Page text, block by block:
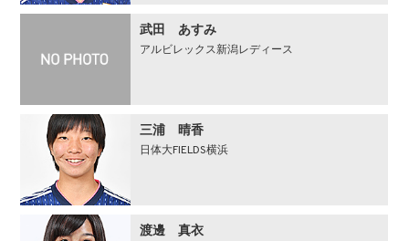
武田 あすみ
アルビレックス新潟レディース
三浦 晴香
日体大FIELDS横浜
渡邊 真衣